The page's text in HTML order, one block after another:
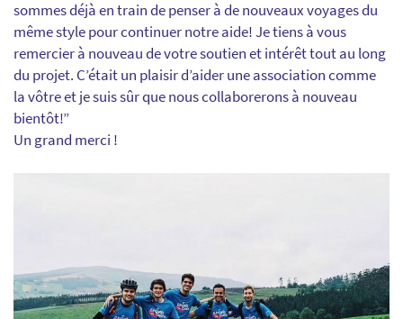
sommes déjà en train de penser à de nouveaux voyages du
même style pour continuer notre aide! Je tiens à vous
remercier à nouveau de votre soutien et intérêt tout au long
du projet. C’était un plaisir d’aider une association comme
la vôtre et je suis sûr que nous collaborerons à nouveau
bientôt!”
Un grand merci !